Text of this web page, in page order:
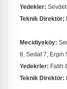
Yedekler:
Teknik Direktör;
Mecidiyeköy:
8, Sedat 7, Ergin
Yedekrler: Fatih
Teknik Direktör: